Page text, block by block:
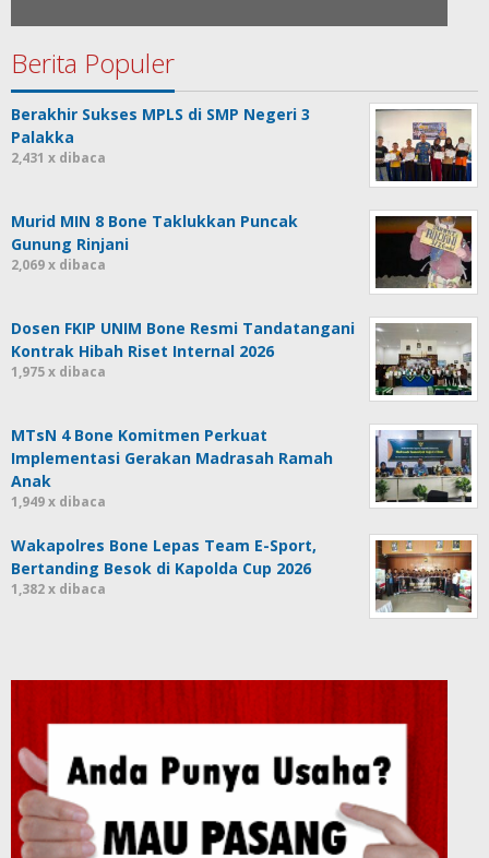
Berita Populer
Berakhir Sukses MPLS di SMP Negeri 3
Palakka
2,431 x dibaca
Murid MIN 8 Bone Taklukkan Puncak
Gunung Rinjani
2,069 x dibaca
Dosen FKIP UNIM Bone Resmi Tandatangani
Kontrak Hibah Riset Internal 2026
1,975 x dibaca
MTsN 4 Bone Komitmen Perkuat
Implementasi Gerakan Madrasah Ramah
Anak
1,949 x dibaca
Wakapolres Bone Lepas Team E-Sport,
Bertanding Besok di Kapolda Cup 2026
1,382 x dibaca